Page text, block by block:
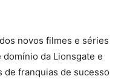
novos filmes e séries
domínio da Lionsgate e
franquias de sucesso